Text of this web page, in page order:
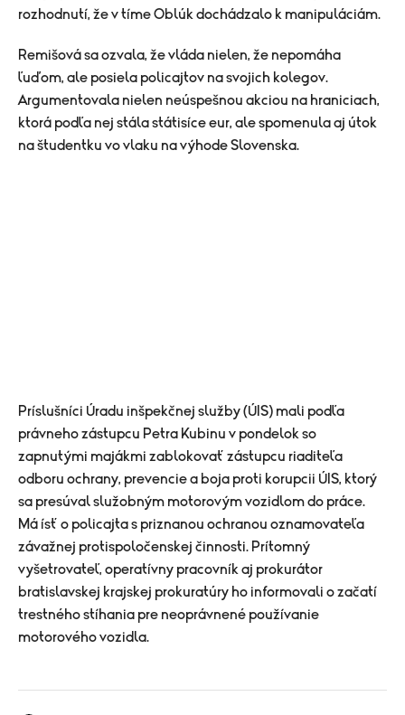
rozhodnutí, že v tíme Oblúk dochádzalo k manipuláciám.
Remišová sa ozvala, že vláda nielen, že nepomáha
ľuďom, ale posiela policajtov na svojich kolegov.
Argumentovala nielen neúspešnou akciou na hraniciach,
ktorá podľa nej stála státisíce eur, ale spomenula aj útok
na študentku vo vlaku na výhode Slovenska.
Príslušníci Úradu inšpekčnej služby (ÚIS) mali podľa
právneho zástupcu Petra Kubinu v pondelok so
zapnutými majákmi zablokovať zástupcu riaditeľa
odboru ochrany, prevencie a boja proti korupcii ÚIS, ktorý
sa presúval služobným motorovým vozidlom do práce.
Má ísť o policajta s priznanou ochranou oznamovateľa
závažnej protispoločenskej činnosti. Prítomný
vyšetrovateľ, operatívny pracovník aj prokurátor
bratislavskej krajskej prokuratúry ho informovali o začatí
trestného stíhania pre neoprávnené používanie
motorového vozidla.